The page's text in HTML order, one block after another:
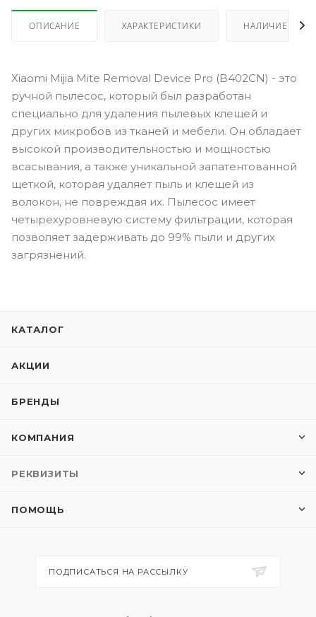
ОПИСАНИЕ ХАРАКТЕРИСТИКИ НАЛИЧИЕ
Xiaomi Mijia Mite Removal Device Pro (B402CN) - это
ручной пылесос, который был разработан
специально для удаления пылевых клещей и
других микробов из тканей и мебели. Он обладает
высокой производительностью и мощностью
всасывания, а также уникальной запатентованной
щеткой, которая удаляет пыль и клещей из
волокон, не повреждая их. Пылесос имеет
четырехуровневую систему фильтрации, которая
позволяет задерживать до 99% пыли и других
загрязнений.
КАТАЛОГ
АКЦИИ
БРЕНДЫ
КОМПАНИЯ
РЕКВИЗИТЫ
ПОМОЩЬ
ПОДПИСАТЬСЯ НА РАССЫЛКУ